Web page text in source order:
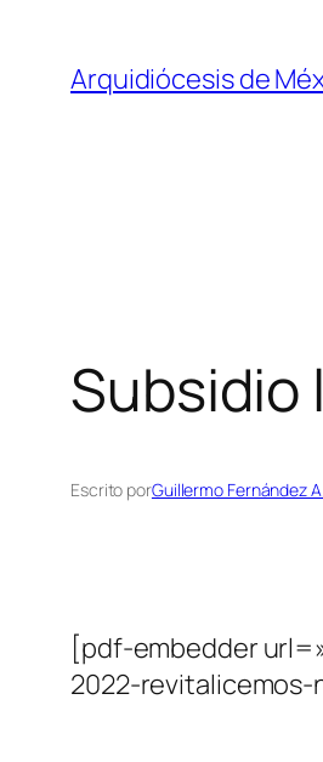
contenido
Arquidiócesis de
Subsidio
Escrito porGuillermo Fernández
[pdf-embedder
2022-revitalicemos-